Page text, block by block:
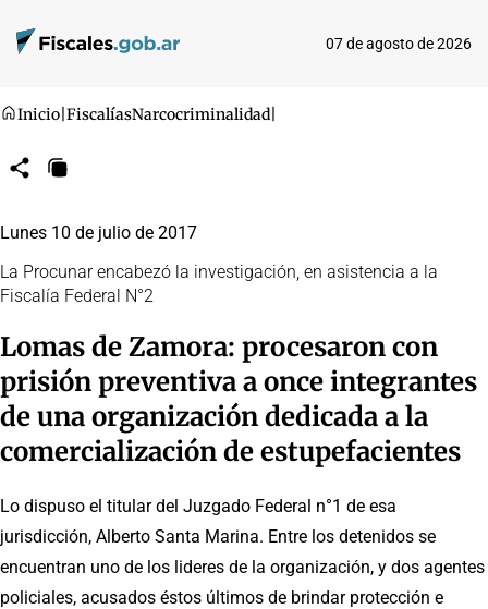
07 de agosto de 2026
Inicio FiscalíasNarcocriminalidad
CompartirCopiar
Lunes 10 de julio de 2017
La Procunar encabezó la investigación, en asistencia a la
Fiscalía Federal N°2
Lomas de Zamora: procesaron con
prisión preventiva a once integrantes
de una organización dedicada a la
comercialización de estupefacientes
Lo dispuso el titular del Juzgado Federal n°1 de esa
jurisdicción, Alberto Santa Marina. Entre los detenidos se
encuentran uno de los lideres de la organización, y dos agentes
policiales, acusados éstos últimos de brindar protección e